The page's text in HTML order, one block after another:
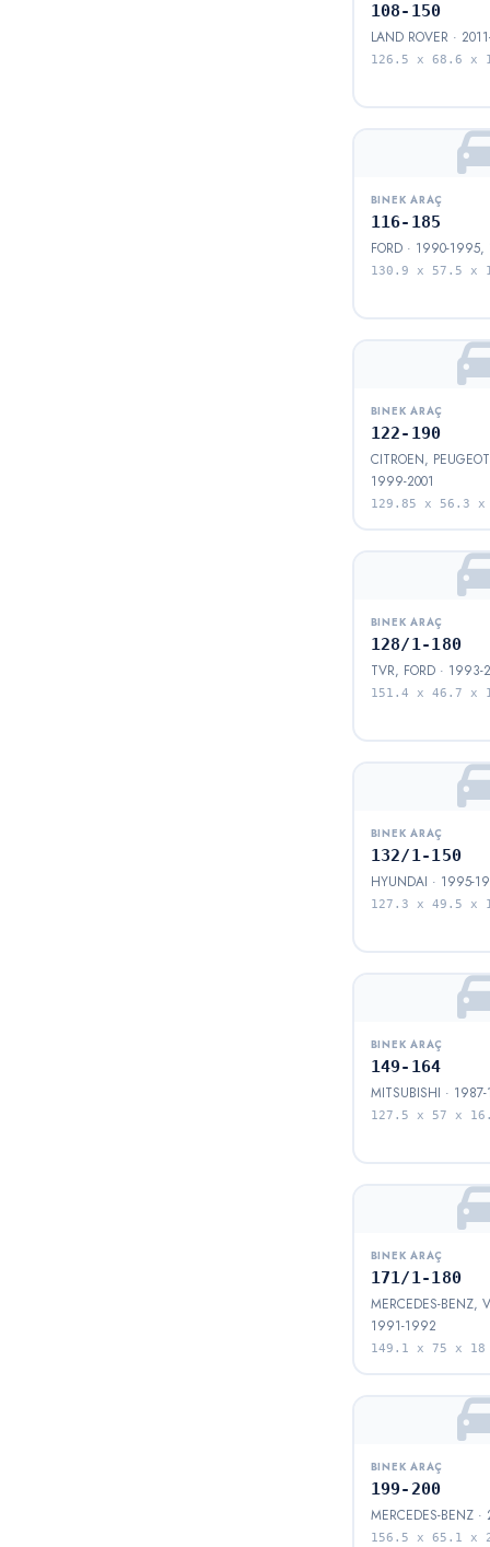
108-150
LAND ROVER ·
126.5 x 68.6 x
BINEK ARAÇ
116-185
FORD · 1990-
130.9 x 57.5 x
BINEK ARAÇ
122-190
CITROEN,
1999-2001
129.85 x 56.3 x
BINEK ARAÇ
128/1-180
TVR, FORD ·
151.4 x 46.7 x
BINEK ARAÇ
132/1-150
HYUNDAI · 1995-
127.3 x 49.5 x
BINEK ARAÇ
149-164
MITSUBISHI ·
127.5 x 57 x
BINEK ARAÇ
171/1-180
MERCEDES-BENZ,
1991-1992
149.1 x 75 x 18
BINEK ARAÇ
199-200
MERCEDES-BENZ ·
156.5 x 65.1 x